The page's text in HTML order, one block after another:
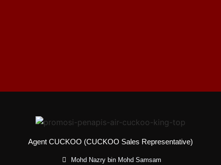
Agent CUCKOO (CUCKOO Sales Representative)
Mohd Nazry bin Mohd Samsam